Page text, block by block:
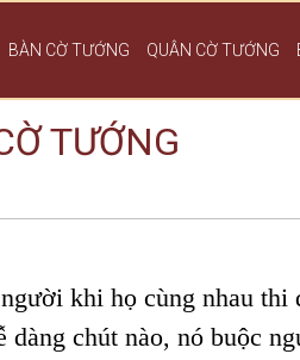
BÀN CỜ TƯỚNG QUÂN CỜ TƯỚNG
TƯỚNG
khi họ cùng nhau thi
chút nào, nó buộc